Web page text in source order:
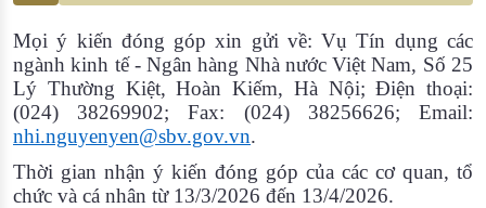
Mọi ý kiến đóng góp xin gửi về: Vụ Tín dụng các
ngành kinh tế - Ngân hàng Nhà nước Việt Nam, Số 25
Lý Thường Kiệt, Hoàn Kiếm, Hà Nội; Điện thoại:
(024) 38269902; Fax: (024) 38256626; Email:
nhi.nguyenyen@sbv.gov.vn.
Thời gian nhận ý kiến đóng góp của các cơ quan, tổ
chức và cá nhân từ 13/3/2026 đến 13/4/2026.